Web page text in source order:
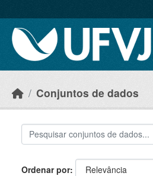
Conjuntos de dados
Ordenar por